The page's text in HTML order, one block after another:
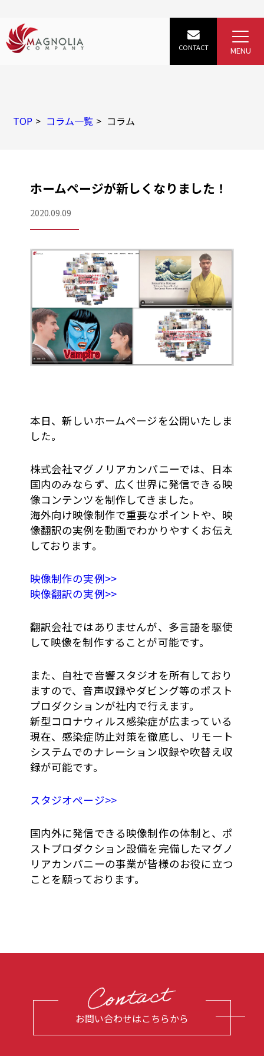
TOP コラム一覧 コラム
ホームページが新しくなりました！
2020.09.09
本日、新しいホームページを公開いたしま
した。
株式会社マグノリアカンパニーでは、日本
国内のみならず、広く世界に発信できる映
像コンテンツを制作してきました。
海外向け映像制作で重要なポイントや、映
像翻訳の実例を動画でわかりやすくお伝え
しております。
映像制作の実例>>
映像翻訳の実例>>
翻訳会社ではありませんが、多言語を駆使
して映像を制作することが可能です。
また、自社で音響スタジオを所有しており
ますので、音声収録やダビング等のポスト
プロダクションが社内で行えます。
新型コロナウィルス感染症が広まっている
現在、感染症防止対策を徹底し、リモート
システムでのナレーション収録や吹替え収
録が可能です。
スタジオページ>>
国内外に発信できる映像制作の体制と、ポ
ストプロダクション設備を完備したマグノ
リアカンパニーの事業が皆様のお役に立つ
ことを願っております。
お問い合わせはこちらから